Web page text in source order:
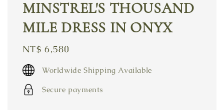
MINSTREL'S THOUSAND
MILE DRESS IN ONYX
Regular
price
NT$ 6,580
Worldwide Shipping Available
Secure payments